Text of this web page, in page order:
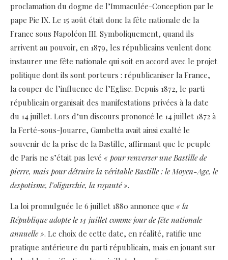
proclamation du dogme de l’Immaculée-Conception par le
pape Pie IX. Le 15 août était donc la fête nationale de la
France sous Napoléon III. Symboliquement, quand ils
arrivent au pouvoir, en 1879, les républicains veulent donc
instaurer une fête nationale qui soit en accord avec le projet
politique dont ils sont porteurs : républicaniser la France,
la couper de l’influence de l’Eglise. Depuis 1872, le parti
républicain organisait des manifestations privées à la date
du 14 juillet. Lors d’un discours prononcé le 14 juillet 1872 à
la Ferté-sous-Jouarre, Gambetta avait ainsi exalté le
souvenir de la prise de la Bastille, affirmant que le peuple
de Paris ne s’était pas levé « pour renverser une Bastille de
pierre, mais pour détruire la véritable Bastille : le Moyen-Age, le
despotisme, l’oligarchie, la royauté ».
La loi promulguée le 6 juillet 1880 annonce que « la
République adopte le 14 juillet comme jour de fête nationale
annuelle ». Le choix de cette date, en réalité, ratifie une
pratique antérieure du parti républicain, mais en jouant sur